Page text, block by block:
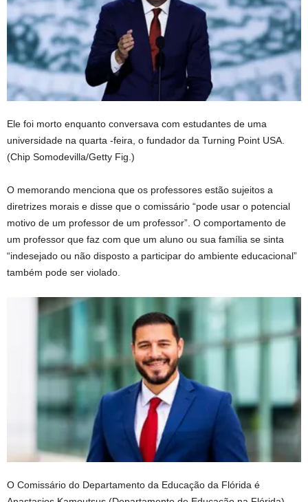
Ele foi morto enquanto conversava com estudantes de uma
universidade na quarta -feira, o fundador da Turning Point USA.
(Chip Somodevilla/Getty Fig.)
O memorando menciona que os professores estão sujeitos a
diretrizes morais e disse que o comissário “pode ​​usar o potencial
motivo de um professor de um professor”. O comportamento de
um professor que faz com que um aluno ou sua família se sinta
“indesejado ou não disposto a participar do ambiente educacional”
também pode ser violado.
O Comissário do Departamento da Educação da Flórida é